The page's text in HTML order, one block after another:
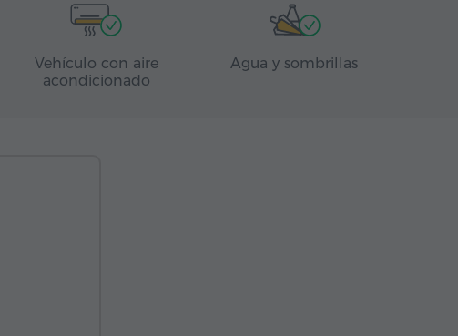
Vehículo con aire
acondicionado
Agua y sombrillas